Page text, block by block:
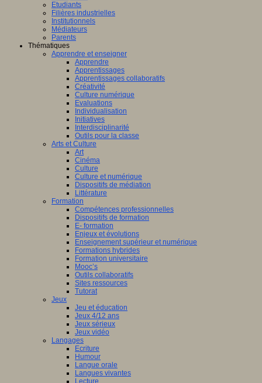
Etudiants
Filières industrielles
Institutionnels
Médiateurs
Parents
Thématiques
Apprendre et enseigner
Apprendre
Apprentissages
Apprentissages collaboratifs
Créativité
Culture numérique
Evaluations
Individualisation
Initiatives
Interdisciplinarité
Outils pour la classe
Arts et Culture
Art
Cinéma
Culture
Culture et numérique
Dispositifs de médiation
Littérature
Formation
Compétences professionnelles
Dispositifs de formation
E- formation
Enjeux et évolutions
Enseignement supérieur et numérique
Formations hybrides
Formation universitaire
Mooc’s
Outils collaboratifs
Sites ressources
Tutorat
Jeux
Jeu et éducation
Jeux 4/12 ans
Jeux sérieux
Jeux vidéo
Langages
Ecriture
Humour
Langue orale
Langues vivantes
Lecture